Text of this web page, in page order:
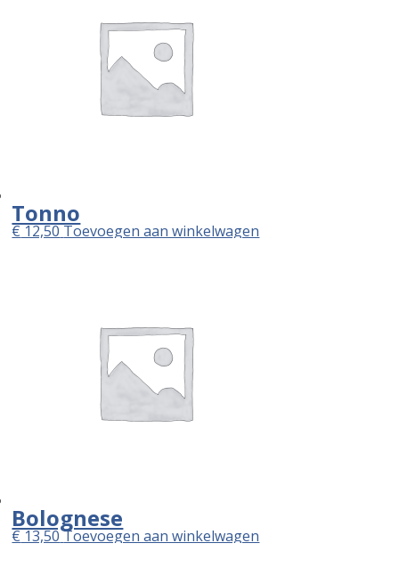
Tonno
€12,50Toevoegen aan winkelwagen
Bolognese
€13,50 Toevoegen aan winkelwagen